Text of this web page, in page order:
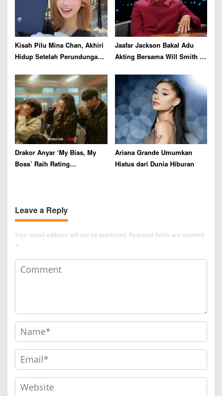
Kisah Pilu Mina Chan, Akhiri
Hidup Setelah Perundungan
Penggemar ENHYPEN
Jaafar Jackson Bakal Adu
Akting Bersama Will Smith di
Drakor Anyar ‘My Bias, My
Boss’ Raih Rating
Ariana Grande Umumkan
Hiatus dari Dunia Hiburan
Leave a Reply
Your email address will not be published. Required fields are marked
*